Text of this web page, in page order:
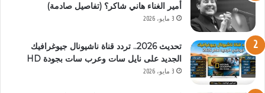
أمير الغناء هاني شاكر؟ (تفاصيل صادمة)
3 مايو، 2026
تحديث 2026.. تردد قناة ناشيونال جيوغرافيك
الجديد على نايل سات وعرب سات بجودة HD
3 مايو، 2026